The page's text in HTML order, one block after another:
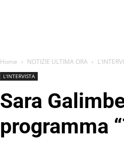
Home NOTIZIE ULTIMA ORA
L'INTERVISTA
Sara
programma